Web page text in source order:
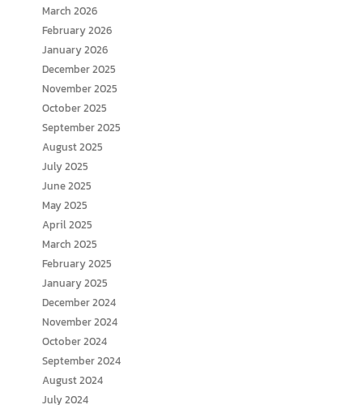
March 2026
February 2026
January 2026
December 2025
November 2025
October 2025
September 2025
August 2025
July 2025
June 2025
May 2025
April 2025
March 2025
February 2025
January 2025
December 2024
November 2024
October 2024
September 2024
August 2024
July 2024